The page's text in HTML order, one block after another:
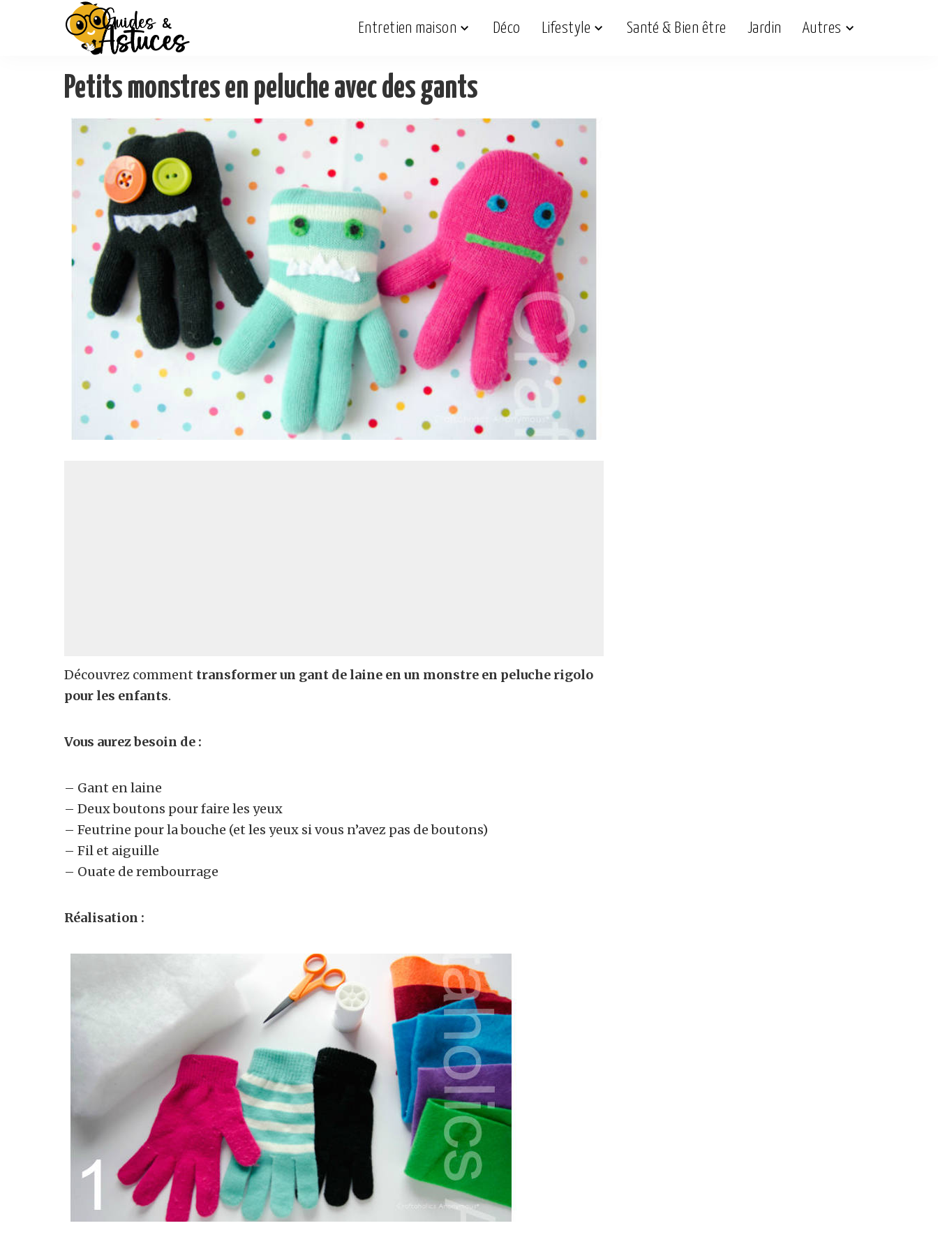
Entretien maison Déco Lifestyle Santé & Bien être Jardin Autres
Petits monstres en peluche avec des gants
Découvrez comment transformer un gant de laine en un monstre en peluche rigolo
pour les enfants.
Vous aurez besoin de :
– Gant en laine
– Deux boutons pour faire les yeux
– Feutrine pour la bouche (et les yeux si vous n’avez pas de boutons)
– Fil et aiguille
– Ouate de rembourrage
Réalisation :